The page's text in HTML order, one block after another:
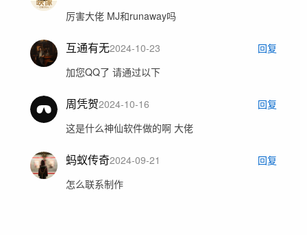
厉害大佬 MJ和runaway吗
互通有无2024-10-23
回复
加您QQ了 请通过以下
周凭贺2024-10-16
回复
这是什么神仙软件做的啊 大佬
蚂蚁传奇2024-09-21
回复
怎么联系制作